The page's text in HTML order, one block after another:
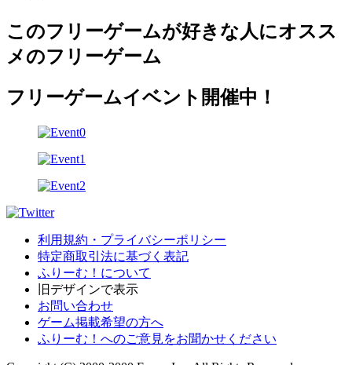
このフリーゲームが好きな人にオスス
メのフリーゲーム
フリーゲームイベント開催中！
利用規約・プライバシーポリシー
特定商取引法に基づく表記
ふりーむ！について
旧デザインで表示
お問い合わせ
ゲーム掲載希望の方へ
ふりーむ！へのご意見をお聞かせください